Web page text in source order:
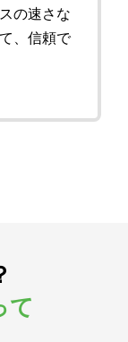
の速さな
、信頼で
て